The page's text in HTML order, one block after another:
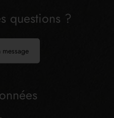
questions ?